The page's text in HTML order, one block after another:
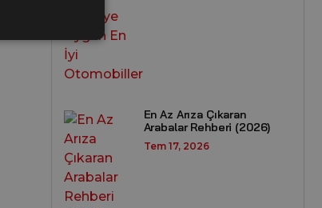
En Az Arıza Çıkaran
Arabalar Rehberi (2026)
Tem 17, 2026